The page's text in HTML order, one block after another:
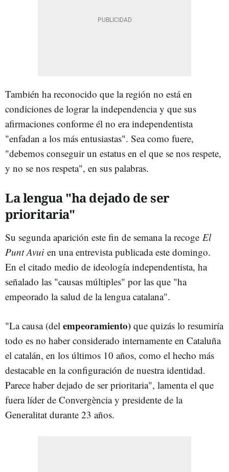
También ha reconocido que la región no está en
condiciones de lograr la independencia y que sus
afirmaciones conforme él no era independentista
"enfadan a los más entusiastas". Sea como fuere,
"debemos conseguir un estatus en el que se nos respete,
y no se nos respeta", en sus palabras.
La lengua "ha dejado de ser
prioritaria"
Su segunda aparición este fin de semana la recoge El
Punt Avui en una entrevista publicada este domingo.
En el citado medio de ideología independentista, ha
señalado las "causas múltiples" por las que "ha
empeorado la salud de la lengua catalana".
"La causa (del empeoramiento) que quizás lo resumiría
todo es no haber considerado internamente en Cataluña
el catalán, en los últimos 10 años, como el hecho más
destacable en la configuración de nuestra identidad.
Parece haber dejado de ser prioritaria", lamenta el que
fuera líder de Convergència y presidente de la
Generalitat durante 23 años.